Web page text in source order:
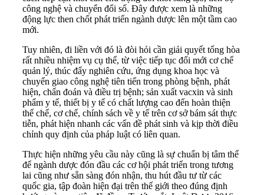
công nghệ và chuyển đổi số. Đây được xem là những
động lực then chốt phát triển ngành dược lên một tầm cao
mới.
Tuy nhiên, đi liền với đó là đòi hỏi cần giải quyết tổng hòa
rất nhiều nhiệm vụ cụ thể, từ việc tiếp tục đổi mới cơ chế
quản lý, thúc đẩy nghiên cứu, ứng dụng khoa học và
chuyển giao công nghệ tiên tiến trong phòng bệnh, phát
hiện, chẩn đoán và điều trị bệnh; sản xuất vacxin và sinh
phẩm y tế, thiết bị y tế có chất lượng cao đến hoàn thiện
thể chế, cơ chế, chính sách về y tế trên cơ sở bám sát thực
tiễn, phát hiện nhanh các vấn đề phát sinh và kịp thời điều
chỉnh quy định của pháp luật có liên quan.
Thực hiện những yêu cầu này cũng là sự chuẩn bị tâm thế
để ngành dược đón đầu các cơ hội phát triển trong tương
lai cũng như sẵn sàng đón nhận, thu hút đầu tư từ các
quốc gia, tập đoàn hiện đại trên thế giới theo đúng định